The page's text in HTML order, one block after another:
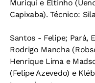
Muriqui e Eltinho
Capixaba). Técnico:
Santos - Felipe; Pará,
Rodrigo Mancha
Henrique Lima e
(Felipe Azevedo) e